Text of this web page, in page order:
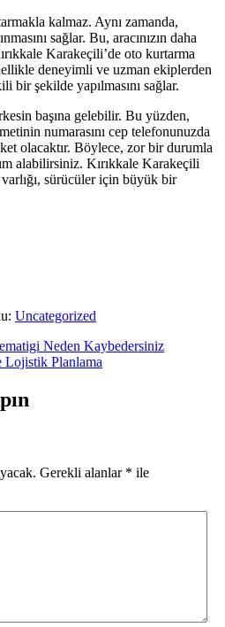
kalmaz. Aynı zamanda,
sağlar. Bu, aracınızın daha
Karakeçili’de oto kurtarma
deneyimli ve uzman ekiplerden
bir şekilde yapılmasını sağlar.
başına gelebilir. Bu yüzden,
numarasını cep telefonunuzda
olacaktır. Böylece, zor bir durumla
alabilirsiniz. Kırıkkale Karakeçili
sürücüler için büyük bir
Uncategorized
Neden Kaybedersiniz
Lojistik Planlama
Gerekli alanlar * ile